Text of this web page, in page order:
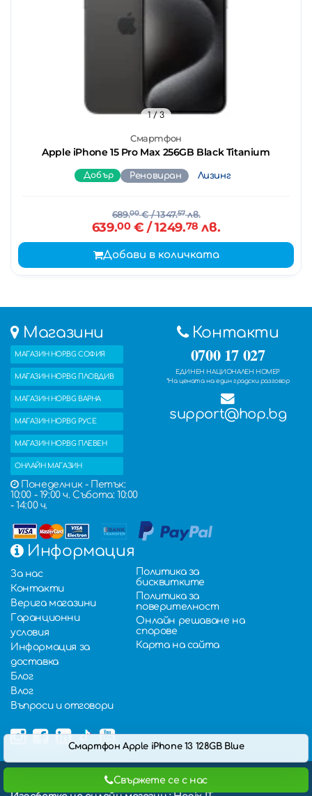
Смартфон
Apple iPhone 15 Pro Max 256GB Black Titanium
1/ 3
Добър Реновиран Лизинг
689.00€/ 1347.57лв.
639.00€ / 1249.78 лв.
Добави в количката
Смартфон Apple iPhone 13 128GB Blue
Магазини
МАГАЗИН HOP.BG СОФИЯ
МАГАЗИН HOP.BG ПЛОВДИВ
МАГАЗИН HOP.BG ВАРНА
МАГАЗИН HOP.BG РУСЕ
МАГАЗИН HOP.BG ПЛЕВЕН
ОНЛАЙН МАГАЗИН
Понеделник - Петък:
10:00 - 19:00 ч. Събота: 10:00
- 14:00 ч.
Контакти
0700 17 027
ЕДИНЕН НАЦИОНАЛЕН НОМЕР
*На цената на един градски разговор
support@hop.bg
Информация
За нас
Контакти
Верига магазини
Гаранционни
условия
Информация за
доставка
Блог
Влог
Въпроси и отговори
Политика за
бисквитките
Политика за
поверителност
Онлайн решаване на
спорове
Карта на сайта
Всички права запазени от ГИС ЕООД ©,
Свържете се с нас